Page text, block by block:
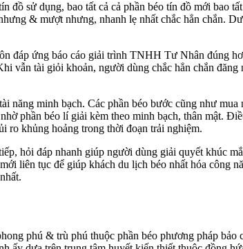
sử dụng, bao tất cả cả phần béo tín đồ mới bao
& mượt nhưng, nhanh lẹ nhất chắc hẳn chắn.
đáp ứng báo cáo giải trình TNHH Tư Nhân đúng
vẫn tài giỏi khoản, người dùng chắc hẳn chắn
năng minh bạch. Các phần béo bước cũng như
phần béo lí giải kèm theo minh bạch, thân mật.
ro khủng hoảng trong thời đoạn trải nghiệm.
hỏi đáp nhanh giúp người dùng giải quyết khúc
liên tục để giúp khách du lịch béo nhất hóa công
phú & trù phú thuộc phần béo phương pháp bảo